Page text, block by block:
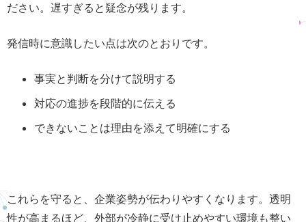
ださい。遅すぎると疑念が残ります。
発信時に意識したい点は次のとおりです。
事実と判断を分けて説明する
対応の進捗を段階的に伝える
できないことは理由を添えて明確にする
これらを守ると、企業姿勢が伝わりやすくなります。透明
性が高まるほど、外部が冷静に受け止めやすい環境も整い